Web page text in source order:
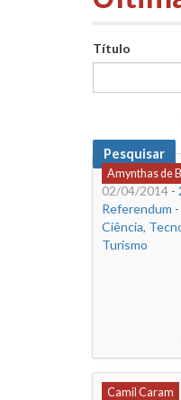
Título
Pesquisar
Amynthas de
02/04/2014 -
Referendum
Ciência,
Turismo
Camil Caram